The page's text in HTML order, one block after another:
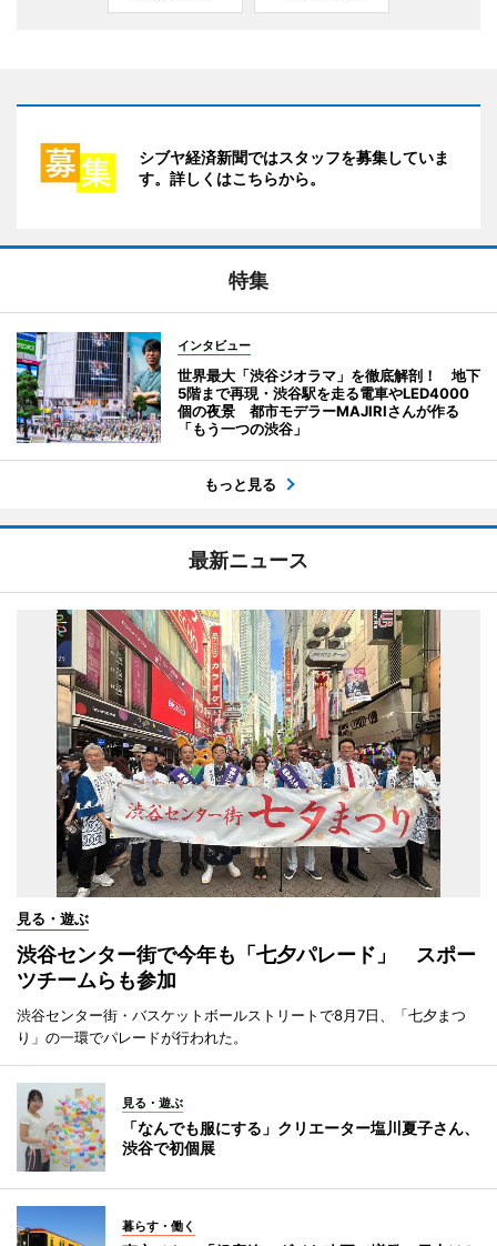
シブヤ経済新聞ではスタッフを募集していま
す。詳しくはこちらから。
特集
インタビュー
世界最大「渋谷ジオラマ」を徹底解剖！ 地下
5階まで再現・渋谷駅を走る電車やLED4000
個の夜景 都市モデラーMAJIRIさんが作る
「もう一つの渋谷」
もっと見る
最新ニュース
見る・遊ぶ
渋谷センター街で今年も「七夕パレード」 スポー
ツチームらも参加
渋谷センター街・バスケットボールストリートで8月7日、「七夕まつ
り」の一環でパレードが行われた。
見る・遊ぶ
「なんでも服にする」クリエーター塩川夏子さん、
渋谷で初個展
暮らす・働く